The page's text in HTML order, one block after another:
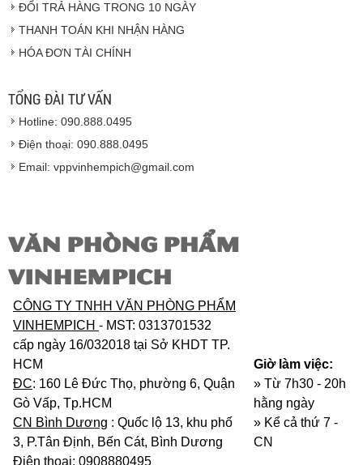
Hàng hóa được giao cho quý khách là hàng mới
100% nguyên đai nguyên kiện.
Vinhempich
độ bảo hành sản phẩm đối với nhà sản xuất hoặc
nhà nhập khẩu nếu sản phẩm bị lỗi hoặc hỏng hóc
ĐỔI TRẢ HÀNG TRONG 10 NGÀY
THANH TOÁN KHI NHẬN HÀNG
HÓA ĐƠN TÀI CHÍNH
TỔNG ĐÀI TƯ VẤN
Hotline: 090.888.0495
Điện thoại: 090.888.0495
Email: vppvinhempich@gmail.com
VĂN PHÒNG PHẨM
VINHEMPICH
CÔNG TY TNHH VĂN PHÒNG PHẨM
VINHEMPICH - MST: 0313701532
cấp ngày 16/032018 tại Sở KHDT TP.
HCM
ĐC: 160 Lê Đức Thọ, phường 6, Quận
Gò Vấp, Tp.HCM
CN Bình Dương : Quốc lộ 13, khu phố
3, P.Tân Định, Bến Cát, Bình Dương
Điện thoại: 0908880495
Giờ làm việc:
» Từ 7h30 - 20h
hằng ngày
» Kể cả thứ 7 -
CN